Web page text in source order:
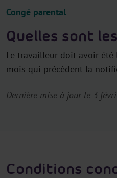
è
s
Congé parental
Quelles sont
Le travailleur doit avoir été
mois qui précèdent la
Dernière mise à jour le 3
Conditions